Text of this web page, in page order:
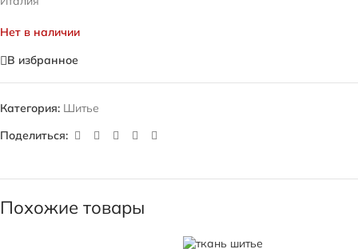
Нет в наличии
В избранное
Категория: Шитье
Поделиться:
Похожие товары